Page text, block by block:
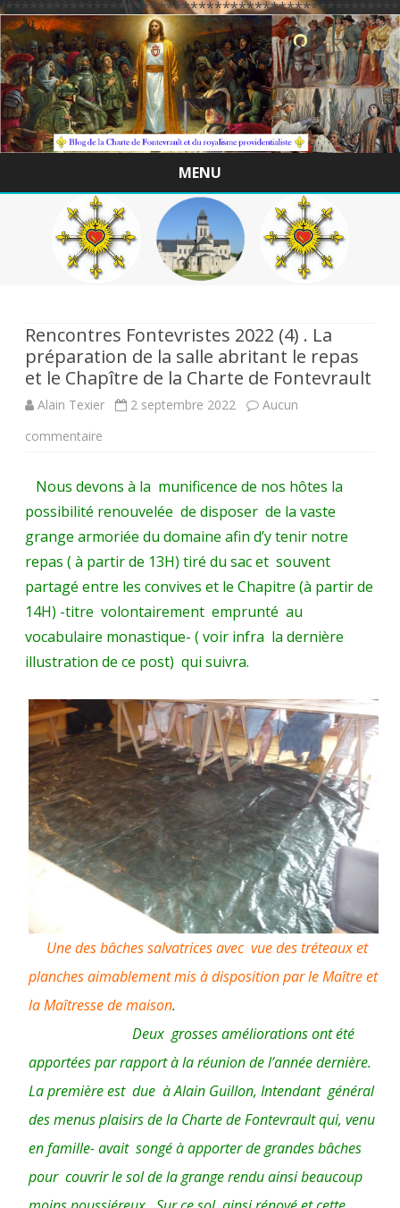
/
MENU
Skip
to
content
Rencontres Fontevristes 2022 (4) . La
préparation de la salle abritant le repas
et le Chapître de la Charte de Fontevrault
Alain Texier 2 septembre 2022
Aucun
commentaire
Fontevristes
2022
(4)
.
La
préparation
la
salle
abritant
le
repas
et
Charte
Fontevrault
Nous devons à la munificence de nos hôtes la
possibilité renouvelée de disposer de la vaste
grange armoriée du domaine afin d’y tenir notre
repas ( à partir de 13H) tiré du sac et souvent
partagé entre les convives et le Chapitre (à partir de
14H) -titre volontairement emprunté au
vocabulaire monastique- ( voir infra la dernière
illustration de ce post) qui suivra.
Une des bâches salvatrices avec vue des tréteaux et
planches aimablement mis à disposition par le Maître et
la Maîtresse de maison.
Deux grosses améliorations ont été
apportées par rapport à la réunion de l’année dernière.
La première est due à Alain Guillon, Intendant général
des menus plaisirs de la Charte de Fontevrault qui, venu
en famille- avait songé à apporter de grandes bâches
pour couvrir le sol de la grange rendu ainsi beaucoup